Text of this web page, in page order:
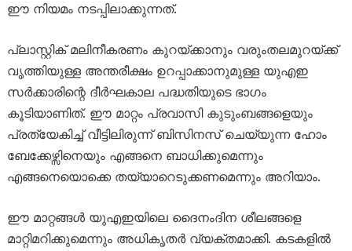
ഈ നിയമം നടപ്പിലാക്കുന്നത്.
പ്ലാസ്റ്റിക് മലിനീകരണം കുറയ്ക്കാനും വരുംതലമുറയ്ക്ക്
വൃത്തിയുള്ള അന്തരീക്ഷം ഉറപ്പാക്കാനുമുള്ള യുഎഇ
സർക്കാരിന്റെ ദീർഘകാല പദ്ധതിയുടെ ഭാഗം
കൂടിയാണിത്. ഈ മാറ്റം പ്രവാസി കുടുംബങ്ങളെയും
പ്രത്യേകിച്ച് വീട്ടിലിരുന്ന് ബിസിനസ് ചെയ്യുന്ന ഹോം
ബേക്കേഴ്സിനെയും എങ്ങനെ ബാധിക്കുമെന്നും
എങ്ങനെയൊക്കെ തയ്യാറെടുക്കണമെന്നും അറിയാം.
ഈ മാറ്റങ്ങൾ യുഎഇയിലെ ദൈനംദിന ശീലങ്ങളെ
മാറ്റിമറിക്കുമെന്നും അധികൃതർ വ്യക്തമാക്കി. കടകളിൽ